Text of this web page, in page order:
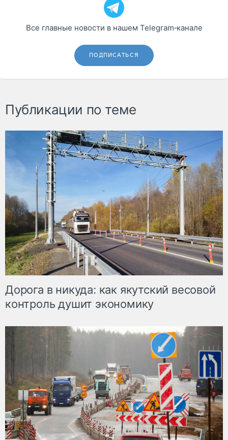
Все главные новости в нашем Telegram‑канале
ПОДПИСАТЬСЯ
Публикации по теме
Дорога в никуда: как якутский весовой
контроль душит экономику